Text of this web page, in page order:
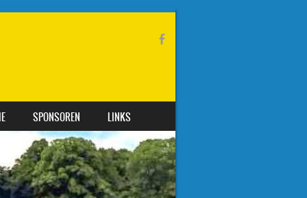
SPONSOREN LINKS